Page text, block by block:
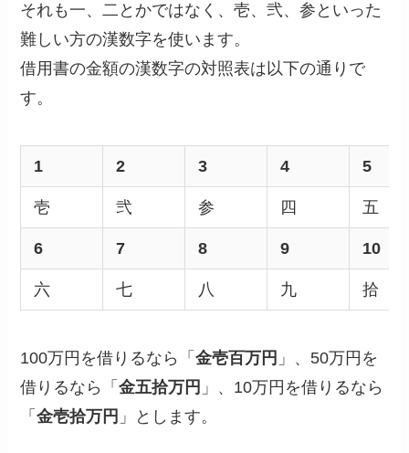
それも一、二とかではなく、壱、弐、参といった
難しい方の漢数字を使います。
借用書の金額の漢数字の対照表は以下の通りで
す。
1 2 3 4 5
壱 弐 参 四 五
6 7 8 9 10
六 七 八 九 拾
100万円を借りるなら「金壱百万円 」、50万円を
借りるなら「金五拾万円 」、10万円を借りるなら
「金壱拾万円 」とします。